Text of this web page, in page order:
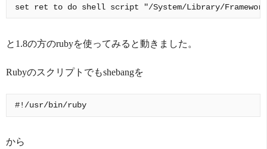
と1.8の方のrubyを使ってみると動きました。
Rubyのスクリプトでもshebangを
から